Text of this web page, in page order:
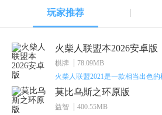
玩家推荐
火柴人联盟本2026安卓版
棋牌
78.09MB
莫比乌斯之环原版
益智
400.55MB